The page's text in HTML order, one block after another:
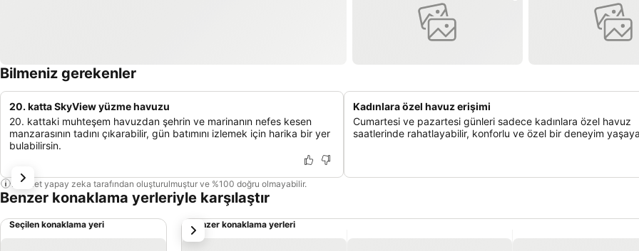
Bilmeniz gerekenler
20. katta SkyView yüzme havuzu
20. kattaki muhteşem havuzdan şehrin ve marinanın nefes kesen
manzarasının tadını çıkarabilir, gün batımını izlemek için harika bir yer
bulabilirsin.
Kadınlara özel havuz erişimi
Cumartesi ve pazartesi günleri sadece kadınlara özel havuz
saatlerinde rahatlayabilir, konforlu ve özel bir deneyim
Bu özet yapay zeka tarafından oluşturulmuştur ve %100 doğru olmayabilir.
Benzer konaklama yerleriyle karşılaştır
Seçilen konaklama yeri Benzer konaklama yerleri
sonraki